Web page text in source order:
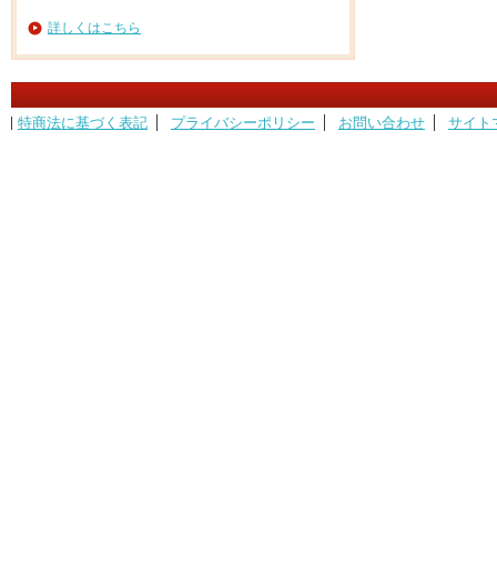
詳しくはこちら
特商法に基づく表記 プライバシーポリシー お問い合わせ サイト